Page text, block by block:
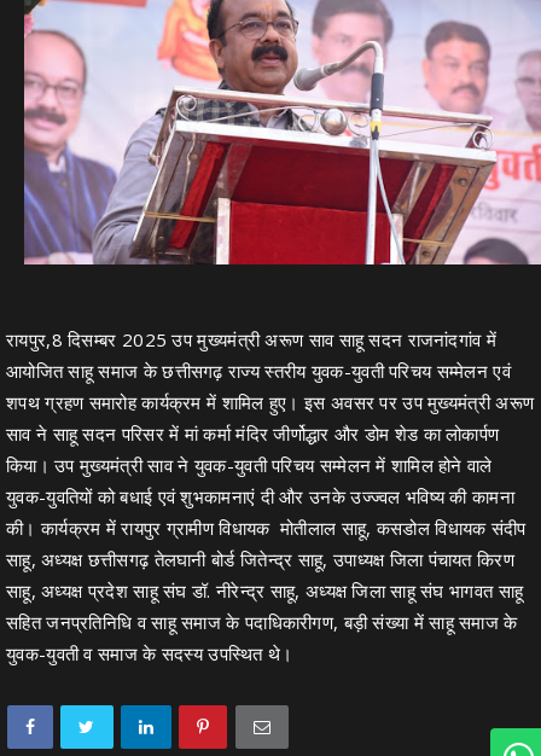
रायपुर,8 दिसम्बर 2025 उप मुख्यमंत्री अरूण साव साहू सदन राजनांदगांव में
आयोजित साहू समाज के छत्तीसगढ़ राज्य स्तरीय युवक-युवती परिचय सम्मेलन एवं
शपथ ग्रहण समारोह कार्यक्रम में शामिल हुए। इस अवसर पर उप मुख्यमंत्री अरूण
साव ने साहू सदन परिसर में मां कर्मा मंदिर जीर्णोद्धार और डोम शेड का लोकार्पण
किया। उप मुख्यमंत्री साव ने युवक-युवती परिचय सम्मेलन में शामिल होने वाले
युवक-युवतियों को बधाई एवं शुभकामनाएं दी और उनके उज्ज्वल भविष्य की कामना
की। कार्यक्रम में रायपुर ग्रामीण विधायक मोतीलाल साहू, कसडोल विधायक संदीप
साहू, अध्यक्ष छत्तीसगढ़ तेलघानी बोर्ड जितेन्द्र साहू, उपाध्यक्ष जिला पंचायत किरण
साहू, अध्यक्ष प्रदेश साहू संघ डॉ. नीरेन्द्र साहू, अध्यक्ष जिला साहू संघ भागवत साहू
सहित जनप्रतिनिधि व साहू समाज के पदाधिकारीगण, बड़ी संख्या में साहू समाज के
युवक-युवती व समाज के सदस्य उपस्थित थे।